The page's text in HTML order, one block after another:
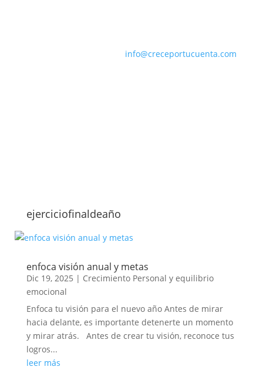
info@creceportucuenta.com
ejerciciofinaldeaño
enfoca visión anual y metas
Dic 19, 2025 | Crecimiento Personal y equilibrio
emocional
Enfoca tu visión para el nuevo año Antes de mirar
hacia delante, es importante detenerte un momento
y mirar atrás. Antes de crear tu visión, reconoce tus
logros...
leer más